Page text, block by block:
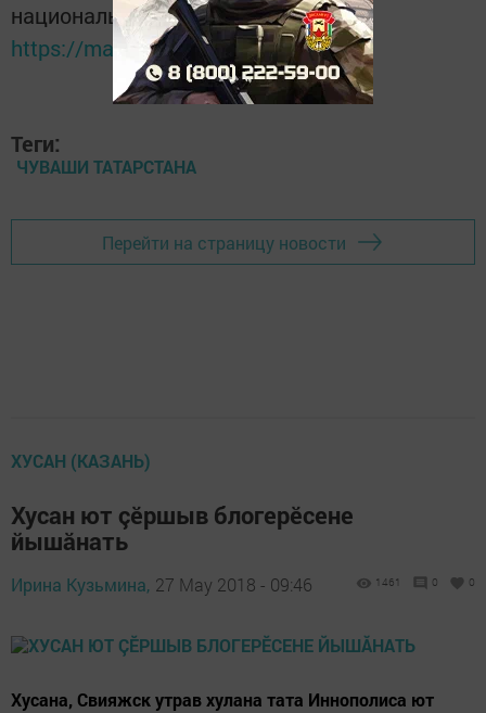
национальном мессенджере MАХ:
https://max.ru/tatmedia
Теги:
ЧУВАШИ ТАТАРСТАНА
Перейти на страницу новости
ХУСАН (КАЗАНЬ)
Хусан ют çӗршыв блогерӗсене
йышăнать
Ирина Кузьмина, 27 May 2018 - 09:46 1461 0 0
Хусана, Свияжск утрав хулана тата Иннополиса ют